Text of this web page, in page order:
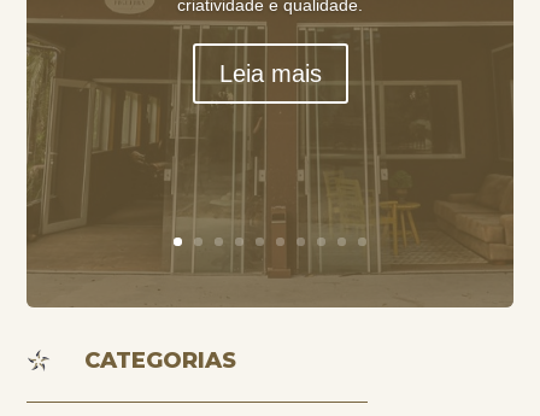
criatividade e qualidade.
Leia mais
CATEGORIAS